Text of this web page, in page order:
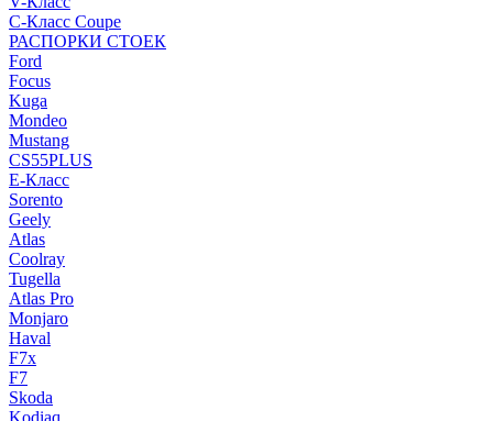
C-Класс Coupe
РАСПОРКИ СТОЕК
Ford
Focus
Kuga
Mondeo
Mustang
CS55PLUS
E-Класс
Sorento
Geely
Atlas
Coolray
Tugella
Atlas Pro
Monjaro
Haval
F7x
F7
Skoda
Kodiaq